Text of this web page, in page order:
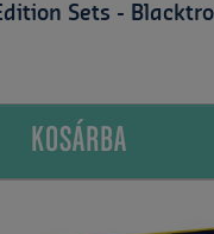
Sets -
KOSÁRBA